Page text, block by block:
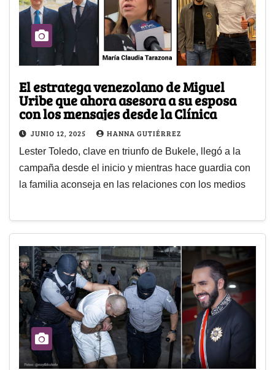
El estratega venezolano de Miguel
Uribe que ahora asesora a su esposa
con los mensajes desde la Clínica
JUNIO 12, 2025 HANNA GUTIÉRREZ
Lester Toledo, clave en triunfo de Bukele, llegó a la
campaña desde el inicio y mientras hace guardia con
la familia aconseja en las relaciones con los medios